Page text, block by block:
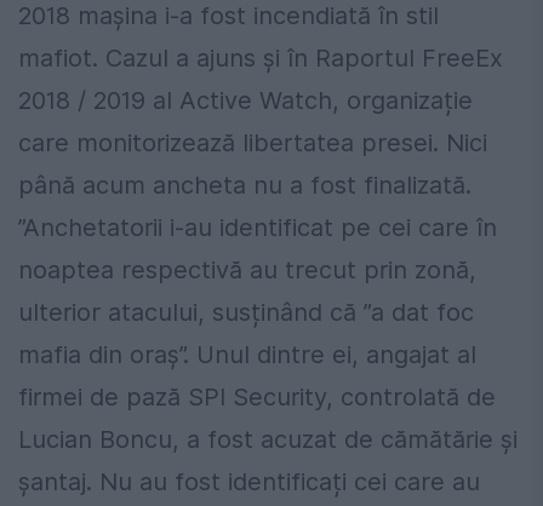
2018 mașina i-a fost incendiată în stil
mafiot. Cazul a ajuns și în Raportul FreeEx
2018 / 2019 al Active Watch, organizație
care monitorizează libertatea presei. Nici
până acum ancheta nu a fost finalizată.
”Anchetatorii i-au identificat pe cei care în
noaptea respectivă au trecut prin zonă,
ulterior atacului, susținând că ”a dat foc
mafia din oraș”. Unul dintre ei, angajat al
firmei de pază SPI Security, controlată de
Lucian Boncu, a fost acuzat de cămătărie și
șantaj. Nu au fost identificați cei care au